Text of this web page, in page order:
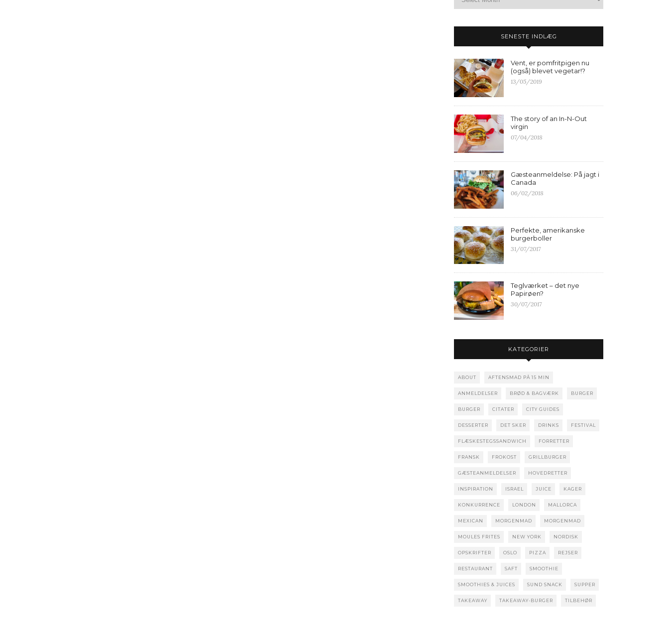
SENESTE INDLÆG
Vent, er pomfritpigen nu
(også) blevet vegetar!?
13/05/2019
The story of an In-N-Out
virgin
07/04/2018
Gæsteanmeldelse: På jagt i
Canada
06/02/2018
Perfekte, amerikanske
burgerboller
31/07/2017
Teglværket – det nye
Papirøen?
30/07/2017
KATEGORIER
ABOUT AFTENSMAD PÅ 15 MIN
ANMELDELSER BRØD & BAGVÆRK BURGER
BURGER CITATER CITY GUIDES
DESSERTER DET SKER DRINKS FESTIVAL
FLÆSKESTEGSSANDWICH FORRETTER
FRANSK FROKOST GRILLBURGER
GÆSTEANMELDELSER HOVEDRETTER
INSPIRATION ISRAEL JUICE KAGER
KONKURRENCE LONDON MALLORCA
MEXICAN MORGENMAD MORGENMAD
MOULES FRITES NEW YORK NORDISK
OPSKRIFTER OSLO PIZZA REJSER
RESTAURANT SAFT SMOOTHIE
SMOOTHIES & JUICES SUND SNACK SUPPER
TAKEAWAY TAKEAWAY-BURGER TILBEHØR